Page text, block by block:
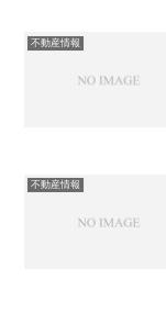
不動産情報
不動産情報